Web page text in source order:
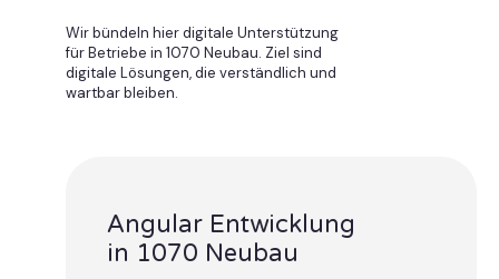
Wir bündeln hier digitale Unterstützung
für Betriebe in 1070 Neubau. Ziel sind
digitale Lösungen, die verständlich und
wartbar bleiben.
Angular Entwicklung
in 1070 Neubau